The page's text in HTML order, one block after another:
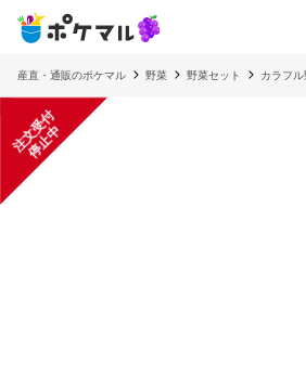
産直・通販のポケマル 野菜 野菜セット カラフ
注
文
受
付
停
止
中